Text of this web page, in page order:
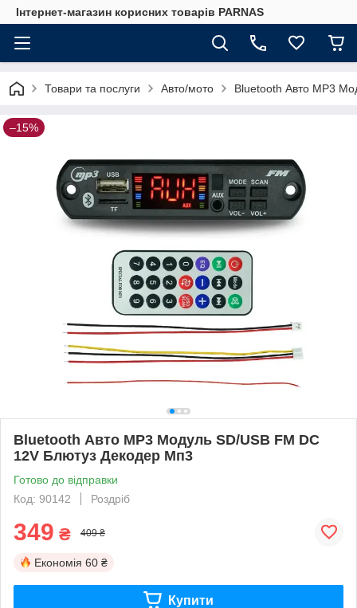
Інтернет-магазин корисних товарів PARNAS
Товари та послуги Авто/мото Bluetooth Авто MP3
–15%
Bluetooth Авто MP3 Модуль SD/USB FM DC
12V Блютуз Декодер Мп3
Готово до відправки
Код: 90142
Роздріб
349 ₴ 409 ₴
Економія 60 ₴
Купити